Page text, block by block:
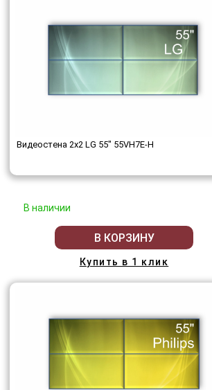
Видеостена 2x2 LG 55" 55VH7E-H
В наличии
В КОРЗИНУ
Купить в 1 клик